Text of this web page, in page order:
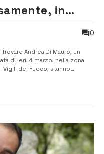
in
0
Andrea Di Mauro, un
di ieri, 4 marzo, nella zona
Vigili del Fuoco, stanno
di droni e [&hel...